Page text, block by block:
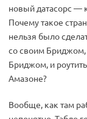
новый датасорс —
Почему такое
нельзя было
со своим
Бриджом, и
Амазоне?
Вообще, как там